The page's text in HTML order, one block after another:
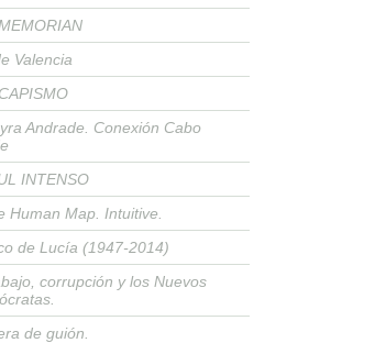
Valencia
Andrade. Conexión Cabo
INTENSO
Human Map. Intuitive.
de Lucía (1947-2014)
corrupción y los Nuevos
de guión.